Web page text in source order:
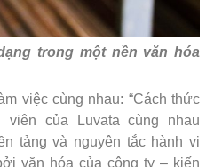
trong một nền văn hóa
việc cùng nhau: “Cách thức
viên của Luvata cùng nhau
tảng và nguyên tắc hành vi
văn hóa của công ty – kiến